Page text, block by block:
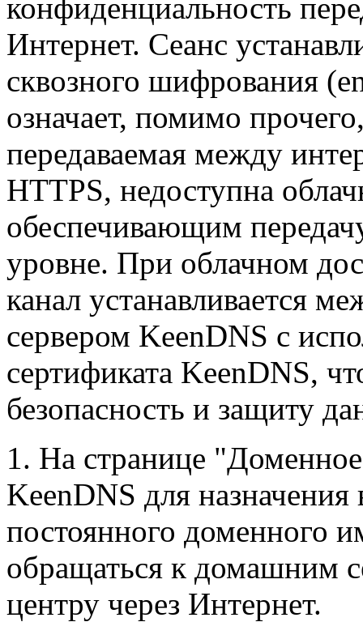
конфиденциальность
Интернет. Сеанс
сквозного шифрования
означает, помимо
передаваемая между
HTTPS, недоступна
обеспечивающим
уровне. При облачном
канал устанавливается
сервером KeenDNS с
сертификата KeenDNS,
безопасность и защиту
1. На странице
KeenDNS для
постоянного доменного
обращаться к домашним
центру через Интернет.